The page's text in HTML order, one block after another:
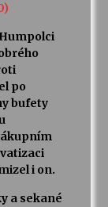
po
bufety
i on.
a sekané